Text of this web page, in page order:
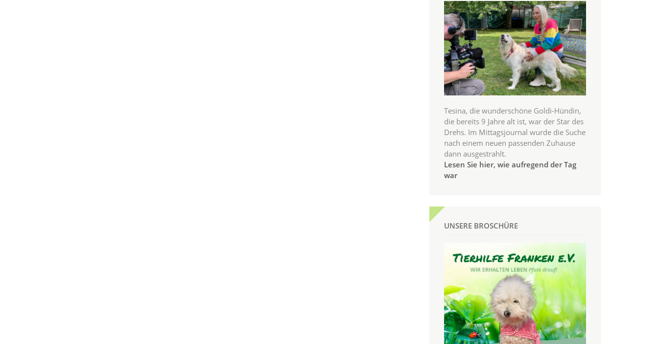
Tesina, die wunderschöne Goldi-Hündin,
die bereits 9 Jahre alt ist, war der Star des
Drehs. Im Mittagsjournal wurde die Suche
nach einem neuen passenden Zuhause
dann ausgestrahlt.
Lesen Sie hier, wie aufregend der Tag
war
UNSERE BROSCHÜRE